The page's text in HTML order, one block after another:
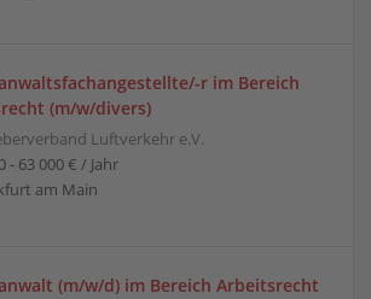
r im Bereich
(m/w/divers)
Luftverkehr e.V.
- 63 000 € / Jahr
am Main
(m/w/d) im Bereich Arbeitsrecht